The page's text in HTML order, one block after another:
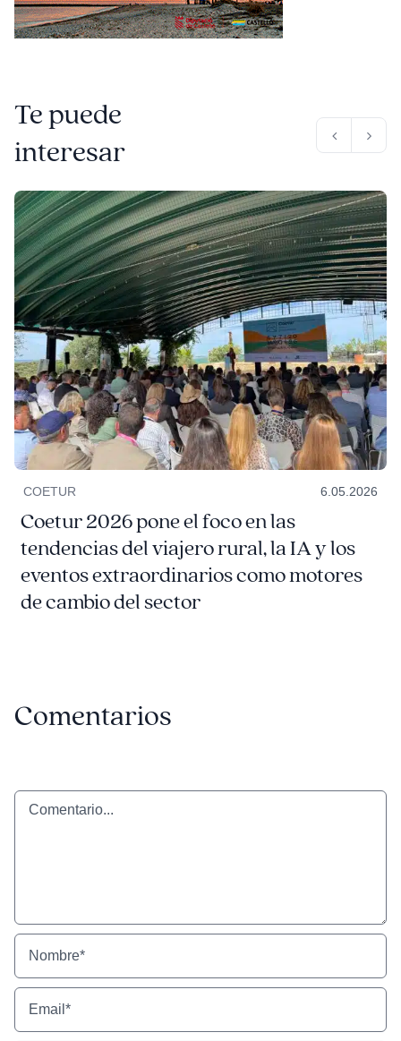
Te puede
interesar
COETUR 6.05.2026
Coetur 2026 pone el foco en las
tendencias del viajero rural, la IA y los
eventos extraordinarios como motores
de cambio del sector
Comentarios
Comentario